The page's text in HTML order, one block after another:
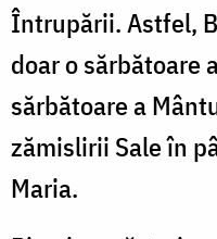
Întrupării. Astfel,
doar o sărbătoare
sărbătoare a
zămislirii Sale în
Maria.